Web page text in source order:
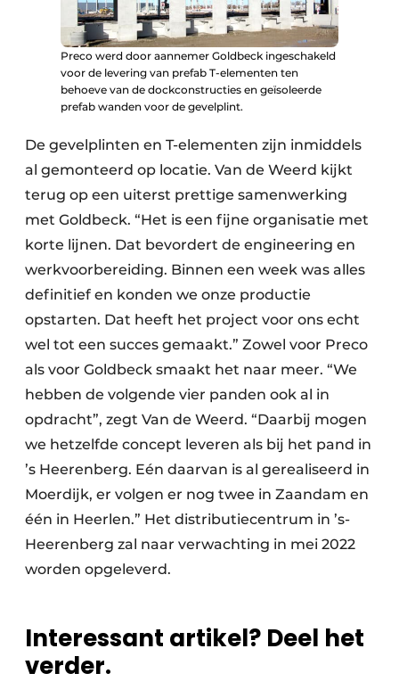
Preco werd door aannemer Goldbeck ingeschakeld
voor de levering van prefab T-elementen ten
behoeve van de dockconstructies en geïsoleerde
prefab wanden voor de gevelplint.
De gevelplinten en T-elementen zijn inmiddels
al gemonteerd op locatie. Van de Weerd kijkt
terug op een uiterst prettige samenwerking
met Goldbeck. “Het is een fijne organisatie met
korte lijnen. Dat bevordert de engineering en
werkvoorbereiding. Binnen een week was alles
definitief en konden we onze productie
opstarten. Dat heeft het project voor ons echt
wel tot een succes gemaakt.” Zowel voor Preco
als voor Goldbeck smaakt het naar meer. “We
hebben de volgende vier panden ook al in
opdracht”, zegt Van de Weerd. “Daarbij mogen
we hetzelfde concept leveren als bij het pand in
’s Heerenberg. Eén daarvan is al gerealiseerd in
Moerdijk, er volgen er nog twee in Zaandam en
één in Heerlen.” Het distributiecentrum in ’s-
Heerenberg zal naar verwachting in mei 2022
worden opgeleverd.
Interessant artikel? Deel het
verder.